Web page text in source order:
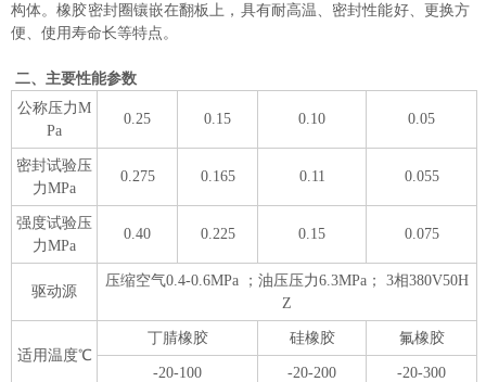
构体。橡胶密封圈镶嵌在翻板上，具有耐高温、密封性能好、更换方
便、使用寿命长等特点。
二、主要性能参数
公称压力M
Pa
0.25 0.15 0.10 0.05
密封试验压
力MPa
0.275 0.165 0.11 0.055
强度试验压
力MPa
0.40 0.225 0.15 0.075
驱动源
压缩空气0.4-0.6MPa ；油压压力6.3MPa； 3相380V50H
Z
适用温度℃
丁腈橡胶 硅橡胶 氟橡胶
-20-100 -20-200 -20-300